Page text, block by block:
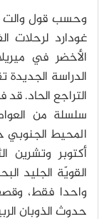
وحسب قول والت
غودارد لرحلات
الأخضر في
الدراسة
التراجع الحاد.
سلسلة من
المحيط الجنوبي
القويّة الجليد
واحدا فقط،
حدوث الذوبان